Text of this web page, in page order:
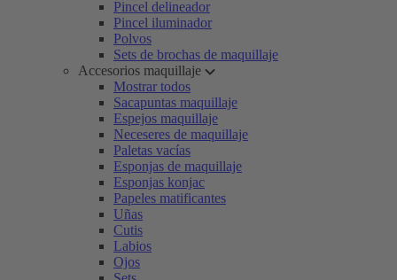
Pincel delineador
Pincel iluminador
Polvos
Sets de brochas de maquillaje
Accesorios maquillaje
Mostrar todos
Sacapuntas maquillaje
Espejos maquillaje
Neceseres de maquillaje
Paletas vacías
Esponjas de maquillaje
Esponjas konjac
Papeles matificantes
Uñas
Cutis
Labios
Ojos